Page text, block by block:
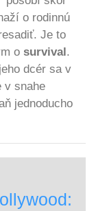
o rodinnú
Je to
o survival .
dcér sa v
v snahe
jednoducho